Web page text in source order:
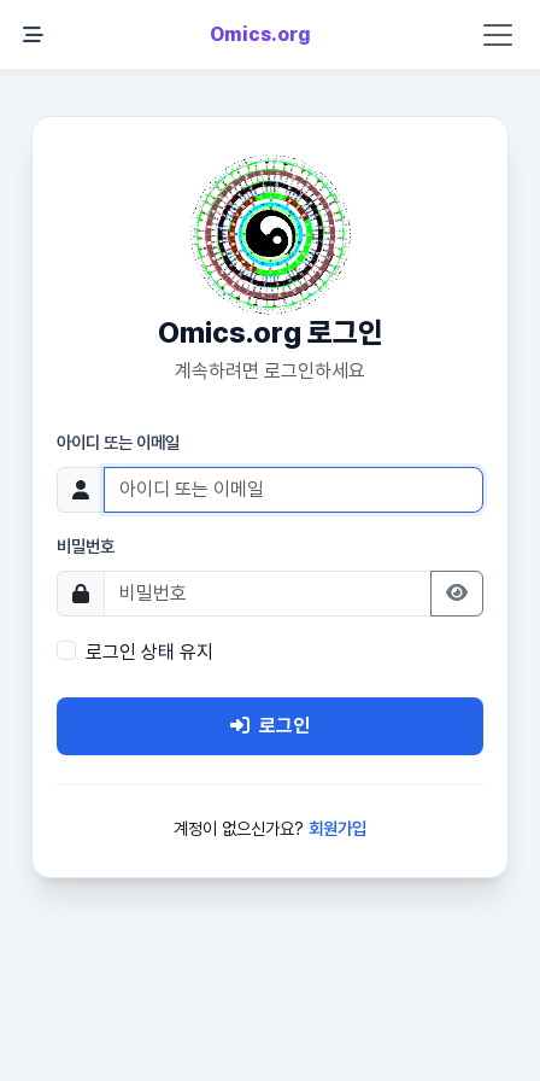
Omics.org
Omics.org 로그인
계속하려면 로그인하세요
아이디 또는 이메일
비밀번호
로그인 상태 유지
로그인
계정이 없으신가요? 회원가입